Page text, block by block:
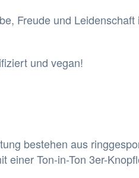
Freude und
und vegan!
bestehen aus
einer Ton-in-Ton 3er-